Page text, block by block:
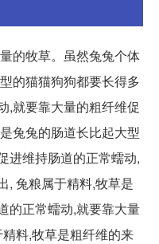
的牧草。虽然兔兔个体
的猫猫狗狗都要长得多
,就要靠大量的粗纤维促
兔兔的肠道长比起大型
进维持肠道的正常蠕动,
, 兔粮属于精料,牧草是
的正常蠕动,就要靠大量
料,牧草是粗纤维的来